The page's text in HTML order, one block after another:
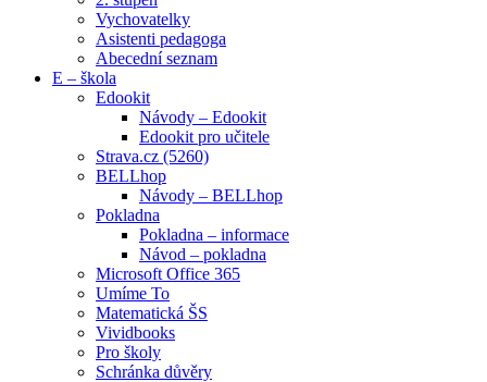
Vychovatelky
Asistenti pedagoga
Abecední seznam
E – škola
Edookit
Návody – Edookit
Edookit pro učitele
Strava.cz (5260)
BELLhop
Návody – BELLhop
Pokladna
Pokladna – informace
Návod – pokladna
Microsoft Office 365
Umíme To
Matematická ŠS
Vividbooks
Pro školy
Schránka důvěry